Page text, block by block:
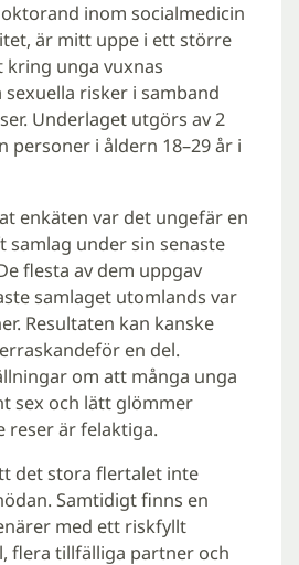
inom socialmedicin
är mitt uppe i ett större
unga vuxnas
risker i samband
Underlaget utgörs av 2
personer i åldern 18–29 år i
enkäten var det ungefär en
samlag under sin senaste
flesta av dem uppgav
samlaget utomlands var
Resultaten kan kanske
en del.
om att många unga
sex och lätt glömmer
reser är felaktiga.
det stora flertalet inte
Samtidigt finns en
med ett riskfyllt
flera tillfälliga partner och